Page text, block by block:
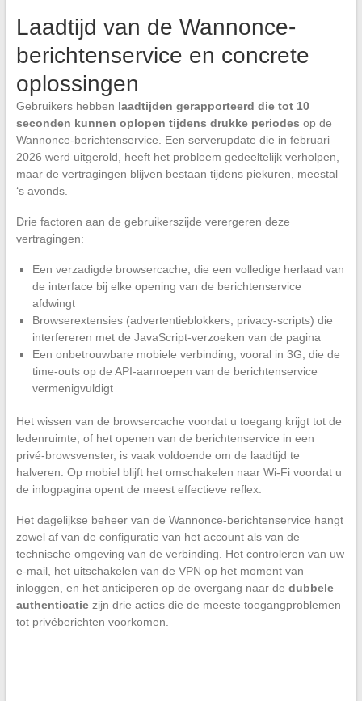
Laadtijd van de Wannonce-
berichtenservice en concrete
oplossingen
Gebruikers hebben laadtijden gerapporteerd die tot 10
seconden kunnen oplopen tijdens drukke periodes op de
Wannonce-berichtenservice. Een serverupdate die in februari
2026 werd uitgerold, heeft het probleem gedeeltelijk verholpen,
maar de vertragingen blijven bestaan tijdens piekuren, meestal
‘s avonds.
Drie factoren aan de gebruikerszijde verergeren deze
vertragingen:
Een verzadigde browsercache, die een volledige herlaad van
de interface bij elke opening van de berichtenservice
afdwingt
Browserextensies (advertentieblokkers, privacy-scripts) die
interfereren met de JavaScript-verzoeken van de pagina
Een onbetrouwbare mobiele verbinding, vooral in 3G, die de
time-outs op de API-aanroepen van de berichtenservice
vermenigvuldigt
Het wissen van de browsercache voordat u toegang krijgt tot de
ledenruimte, of het openen van de berichtenservice in een
privé-browsvenster, is vaak voldoende om de laadtijd te
halveren. Op mobiel blijft het omschakelen naar Wi-Fi voordat u
de inlogpagina opent de meest effectieve reflex.
Het dagelijkse beheer van de Wannonce-berichtenservice hangt
zowel af van de configuratie van het account als van de
technische omgeving van de verbinding. Het controleren van uw
e-mail, het uitschakelen van de VPN op het moment van
inloggen, en het anticiperen op de overgang naar de dubbele
authenticatiezijn drie acties die de meeste toegangproblemen
tot privéberichten voorkomen.